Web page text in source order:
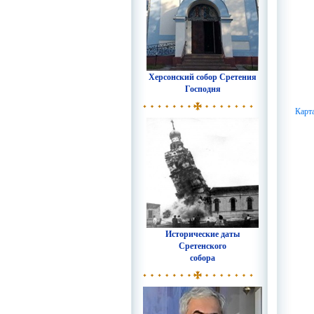
Херсонский собор Сретения
Господня
Исторические даты
Сретенского
собора